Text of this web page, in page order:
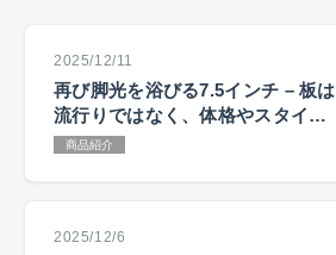
2025/12/11
再び脚光を浴びる7.5インチ – 板は
流行りではなく、体格やスタイル
で選ぶ
商品紹介
2025/12/6